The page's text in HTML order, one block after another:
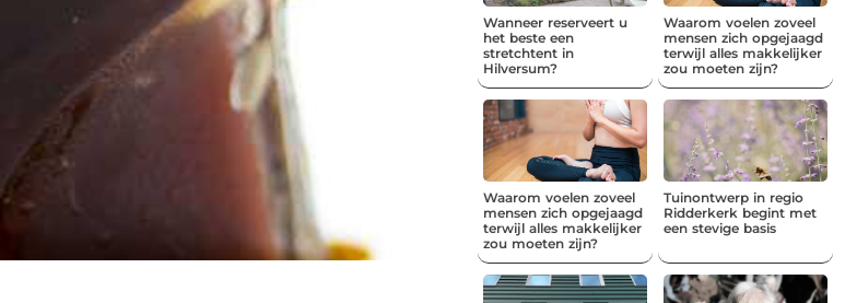
Wanneer reserveert u
het beste een
stretchtent in
Hilversum?
Waarom voelen zoveel
mensen zich opgejaagd
terwijl alles makkelijker
zou moeten zijn?
Waarom voelen zoveel
mensen zich opgejaagd
terwijl alles makkelijker
zou moeten zijn?
Tuinontwerp in regio
Ridderkerk begint met
een stevige basis